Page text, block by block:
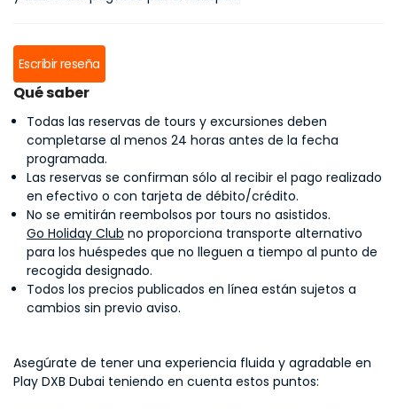
Escribir reseña
Qué saber
Todas las reservas de tours y excursiones deben
completarse al menos 24 horas antes de la fecha
programada.
Las reservas se confirman sólo al recibir el pago realizado
en efectivo o con tarjeta de débito/crédito.
No se emitirán reembolsos por tours no asistidos.
Go Holiday Club no proporciona transporte alternativo
para los huéspedes que no lleguen a tiempo al punto de
recogida designado.
Todos los precios publicados en línea están sujetos a
cambios sin previo aviso.
Asegúrate de tener una experiencia fluida y agradable en
Play DXB Dubai teniendo en cuenta estos puntos: